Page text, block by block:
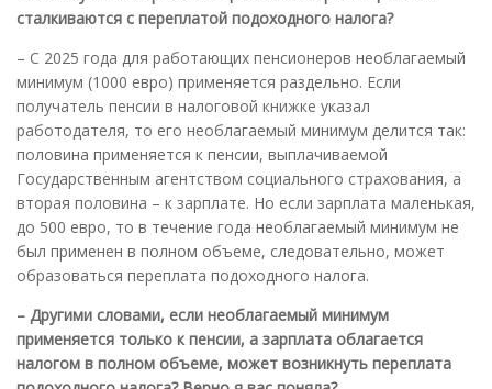
сталкиваются с переплатой подоходного налога?
– С 2025 года для работающих пенсионеров необлагаемый
минимум (1000 евро) применяется раздельно. Если
получатель пенсии в налоговой книжке указал
работодателя, то его необлагаемый минимум делится так:
половина применяется к пенсии, выплачиваемой
Государственным агентством социального страхования, а
вторая половина – к зарплате. Но если зарплата маленькая,
до 500 евро, то в течение года необлагаемый минимум не
был применен в полном объеме, следовательно, может
образоваться переплата подоходного налога.
– Другими словами, если необлагаемый минимум
применяется только к пенсии, а зарплата облагается
налогом в полном объеме, может возникнуть переплата